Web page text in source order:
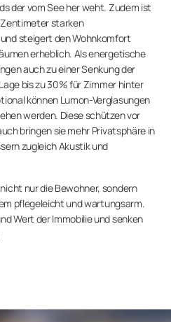
der vom See her weht. Zudem ist
Zentimeter starken
steigert den Wohnkomfort
erheblich. Als energetische
auch zu einer Senkung der
bis zu 30% für Zimmer hinter
können Lumon-Verglasungen
werden. Diese schützen vor
bringen sie mehr Privatsphäre in
zugleich Akustik und
nur die Bewohner, sondern
pflegeleicht und wartungsarm.
Wert der Immobilie und senken